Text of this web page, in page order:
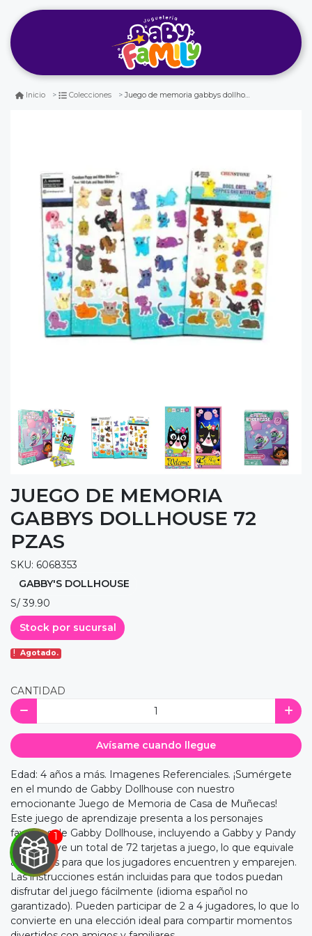
Inicio Colecciones Juego de memoria gabbys dollhouse 72 pzas
JUEGO DE MEMORIA
GABBYS DOLLHOUSE 72
PZAS
SKU: 6068353
GABBY'S DOLLHOUSE
S/ 39.90
Stock por sucursal
Agotado.
CANTIDAD
Avísame cuando llegue
Edad: 4 años a más. Imagenes Referenciales. ¡Sumérgete
en el mundo de Gabby Dollhouse con nuestro
emocionante Juego de Memoria de Casa de Muñecas!
Este juego de aprendizaje presenta a los personajes
favoritos de Gabby Dollhouse, incluyendo a Gabby y Pandy
Paws, cluye un total de 72 tarjetas a juego, lo que equivale
a 36 pares para que los jugadores encuentren y emparejen.
Las instrucciones están incluidas para que todos puedan
disfrutar del juego fácilmente (idioma español no
garantizado). Pueden participar de 2 a 4 jugadores, lo que lo
convierte en una elección ideal para compartir momentos